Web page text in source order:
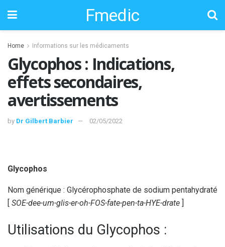
Fmedic
Home Informations sur les médicaments
Glycophos : Indications,
effets secondaires,
avertissements
by Dr Gilbert Barbier 02/05/2022
Glycophos
Nom générique : Glycérophosphate de sodium pentahydraté
[ SOE-dee-um-glis-er-oh-FOS-fate-pen-ta-HYE-drate ]
Utilisations du Glycophos :